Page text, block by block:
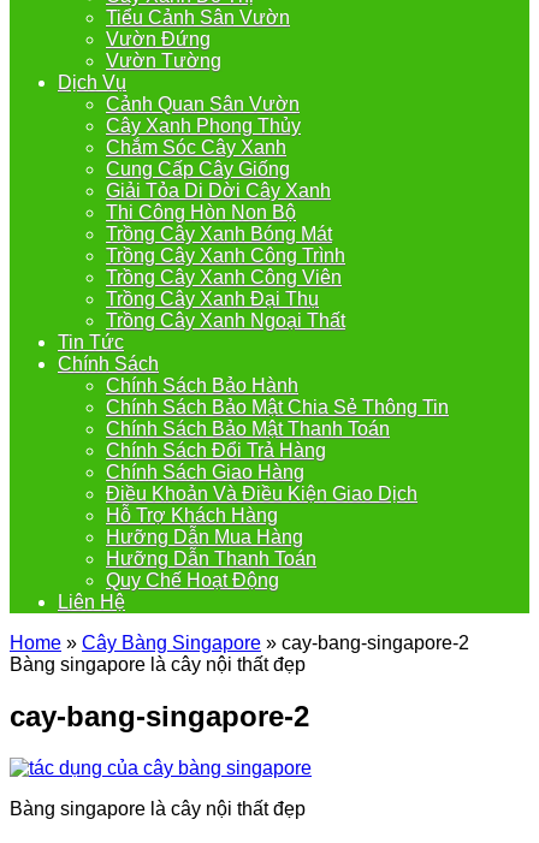
Tiểu Cảnh Sân Vườn
Vườn Đứng
Vườn Tường
Dịch Vụ
Cảnh Quan Sân Vườn
Cây Xanh Phong Thủy
Chắm Sóc Cây Xanh
Cung Cấp Cây Giống
Giải Tỏa Di Dời Cây Xanh
Thi Công Hòn Non Bộ
Trồng Cây Xanh Bóng Mát
Trồng Cây Xanh Công Trình
Trồng Cây Xanh Công Viên
Trồng Cây Xanh Đại Thụ
Trồng Cây Xanh Ngoại Thất
Tin Tức
Chính Sách
Chính Sách Bảo Hành
Chính Sách Bảo Mật Chia Sẻ Thông Tin
Chính Sách Bảo Mật Thanh Toán
Chính Sách Đổi Trả Hàng
Chính Sách Giao Hàng
Điều Khoản Và Điều Kiện Giao Dịch
Hỗ Trợ Khách Hàng
Hưỡng Dẫn Mua Hàng
Hưỡng Dẫn Thanh Toán
Quy Chế Hoạt Động
Liên Hệ
Home » Cây Bàng Singapore » cay-bang-singapore-2
Bàng singapore là cây nội thất đẹp
cay-bang-singapore-2
Bàng singapore là cây nội thất đẹp